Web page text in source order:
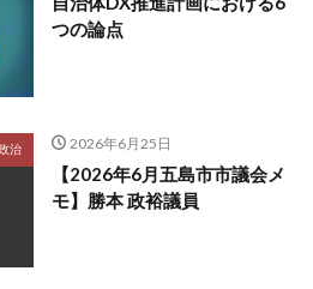
つの論点
治 2026年6月25日
【2026年6月五島市市議会メ
モ】勝本 政裕議員